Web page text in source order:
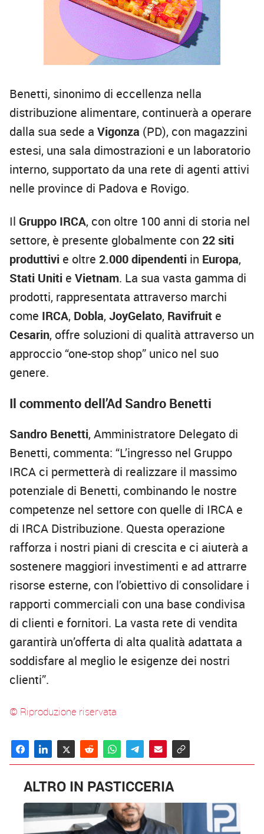
Benetti, sinonimo di eccellenza nella
distribuzione alimentare, continuerà a operare
dalla sua sede a Vigonza (PD), con magazzini
estesi, una sala dimostrazioni e un laboratorio
interno, supportato da una rete di agenti attivi
nelle province di Padova e Rovigo.
Il Gruppo IRCA, con oltre 100 anni di storia nel
settore, è presente globalmente con 22 siti
produttivi e oltre 2.000 dipendenti in Europa,
Stati Uniti e Vietnam. La sua vasta gamma di
prodotti, rappresentata attraverso marchi
come IRCA, Dobla, JoyGelato, Ravifruit e
Cesarin, offre soluzioni di qualità attraverso un
approccio “one-stop shop” unico nel suo
genere.
Il commento dell’Ad Sandro Benetti
Sandro Benetti, Amministratore Delegato di
Benetti, commenta: “L’ingresso nel Gruppo
IRCA ci permetterà di realizzare il massimo
potenziale di Benetti, combinando le nostre
competenze nel settore con quelle di IRCA e
di IRCA Distribuzione. Questa operazione
rafforza i nostri piani di crescita e ci aiuterà a
sostenere maggiori investimenti e ad attrarre
risorse esterne, con l’obiettivo di consolidare i
rapporti commerciali con una base condivisa
di clienti e fornitori. La vasta rete di vendita
garantirà un’offerta di alta qualità adattata a
soddisfare al meglio le esigenze dei nostri
clienti”.
© Riproduzione riservata
ALTRO IN PASTICCERIA